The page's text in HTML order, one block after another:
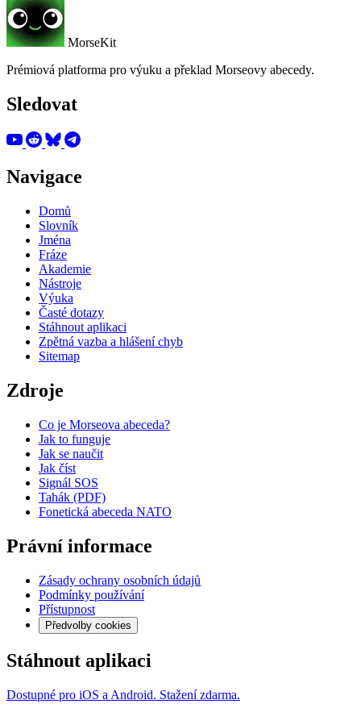
MorseKit
Prémiová platforma pro výuku a překlad Morseovy abecedy.
Sledovat
Navigace
Domů
Slovník
Jména
Fráze
Akademie
Nástroje
Výuka
Časté dotazy
Stáhnout aplikaci
Zpětná vazba a hlášení chyb
Sitemap
Zdroje
Co je Morseova abeceda?
Jak to funguje
Jak se naučit
Jak číst
Signál SOS
Tahák (PDF)
Fonetická abeceda NATO
Právní informace
Zásady ochrany osobních údajů
Podmínky používání
Přístupnost
Předvolby cookies
Stáhnout aplikaci
Dostupné pro iOS a Android. Stažení zdarma.